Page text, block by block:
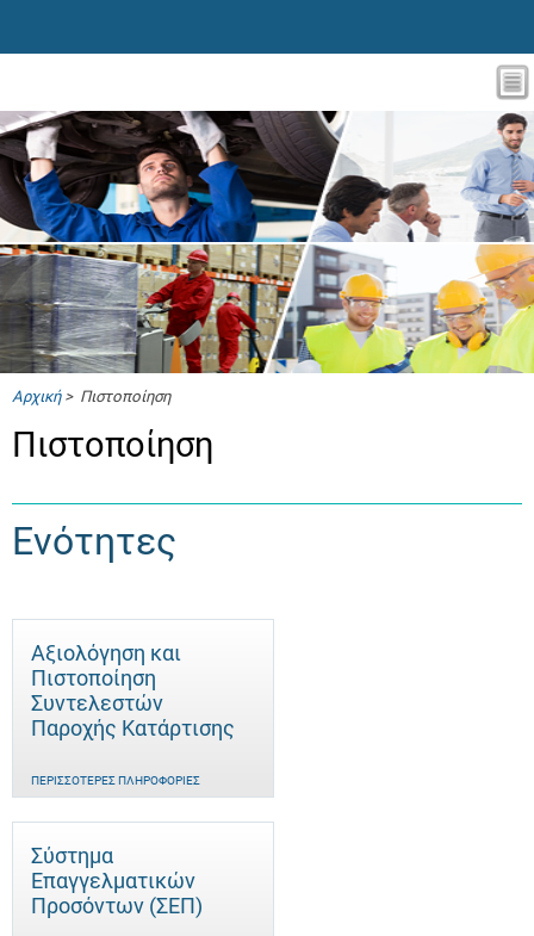
Αρχική> Πιστοποίηση
Πιστοποίηση
Ενότητες
Αξιολόγηση και
Πιστοποίηση
Συντελεστών
Παροχής Κατάρτισης
ΠΕΡΙΣΣΌΤΕΡΕΣ ΠΛΗΡΟΦΟΡΊΕΣ
Σύστημα
Επαγγελματικών
Προσόντων (ΣΕΠ)